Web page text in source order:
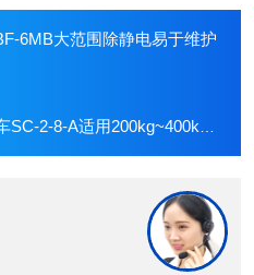
6MB大范围除静电易于维护
2-8-A适用200kg~400kg负载